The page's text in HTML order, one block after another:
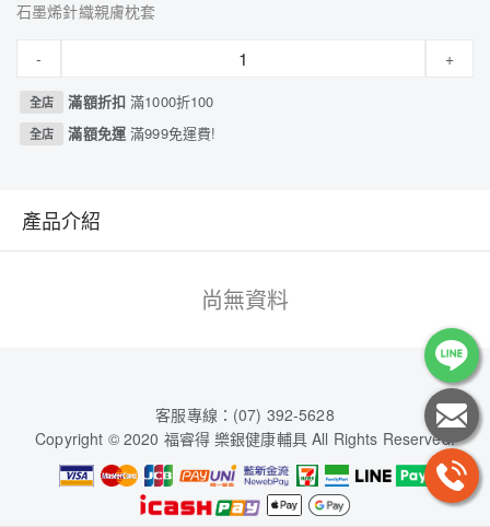
石墨烯針織親膚枕套
- +
全店 滿額折扣滿1000折100
全店 滿額免運滿999免運費!
產品介紹
尚無資料
客服專線：(07) 392-5628
Copyright © 2020 福睿得 樂銀健康輔具 All Rights Reserved.